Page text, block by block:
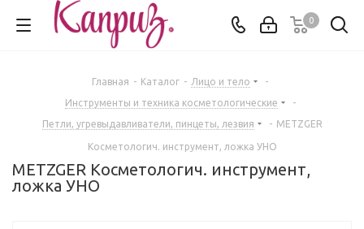
0
Главная - Каталог - Лицо и тело
-
Инструменты и техника косметологические
-
Петли, угревыдавливатели, пинцеты, лезвия
- METZGER
Косметологич. инструмент, ложка УНО
METZGER Косметологич. инструмент,
ложка УНО